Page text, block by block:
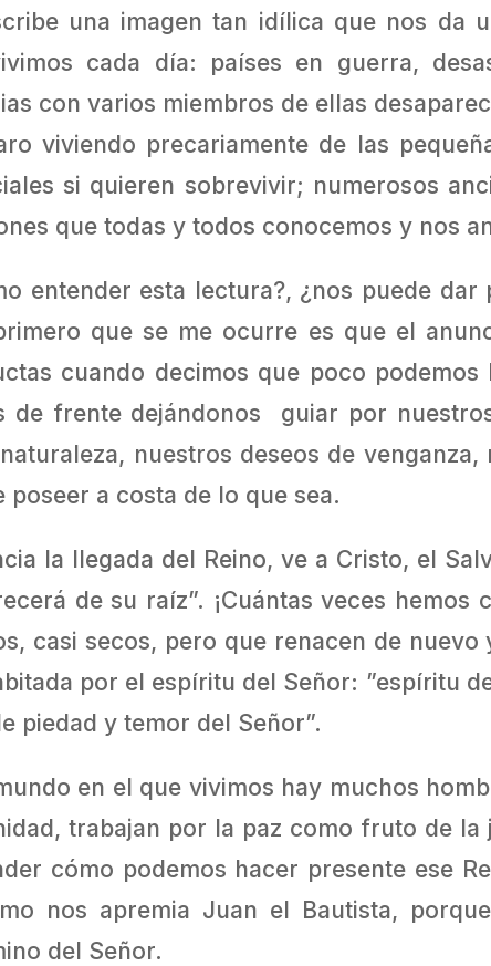
una imagen tan idílica que nos da
cada día: países en guerra,
con varios miembros de ellas
viviendo precariamente de las
si quieren sobrevivir; numerosos
que todas y todos conocemos y nos
entender esta lectura?, ¿nos puede
que se me ocurre es que el
cuando decimos que poco
de frente dejándonos guiar por
nuestros deseos de
poseer a costa de lo que sea.
la llegada del Reino, ve a Cristo, el
de su raíz”. ¡Cuántas veces
casi secos, pero que renacen de
por el espíritu del Señor: ”espíritu
piedad y temor del Señor”.
en el que vivimos hay muchos
trabajan por la paz como fruto de
cómo podemos hacer presente ese
nos apremia Juan el Bautista,
del Señor.